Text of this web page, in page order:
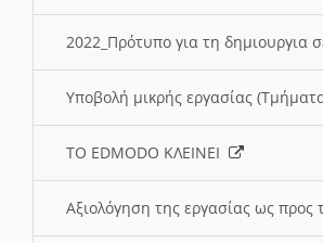
2022_Πρότυπο για τη δημιουργια
Υποβολή μικρής εργασίας
ΤΟ EDMODO ΚΛΕΙΝΕΙ
Αξιολόγηση της εργασίας ως